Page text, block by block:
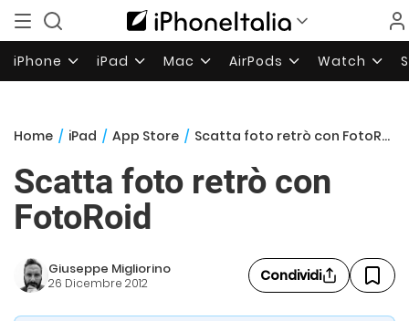
iPhone iPad Mac AirPods Watch
Home / iPad / App Store / Scatta foto retrò con FotoRoid
Scatta foto retrò con
FotoRoid
Giuseppe Migliorino
26 Dicembre 2012 Condividi